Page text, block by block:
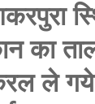
का
ले